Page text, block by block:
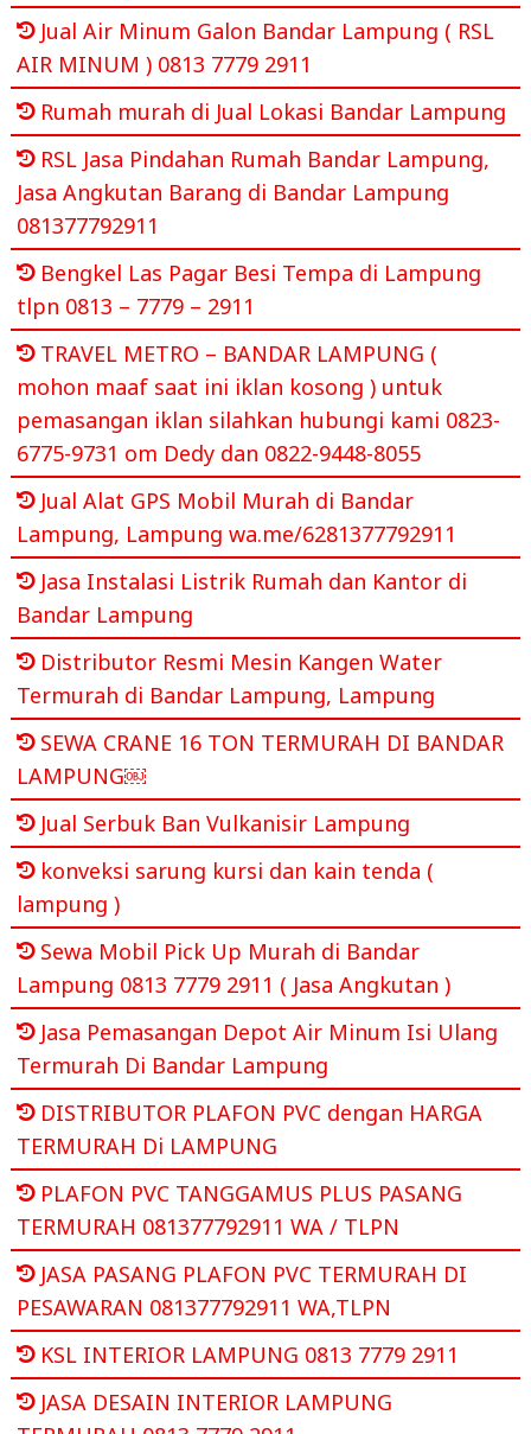
Jual Air Minum Galon Bandar Lampung ( RSL
AIR MINUM ) 0813 7779 2911
Rumah murah di Jual Lokasi Bandar Lampung
RSL Jasa Pindahan Rumah Bandar Lampung,
Jasa Angkutan Barang di Bandar Lampung
081377792911
Bengkel Las Pagar Besi Tempa di Lampung
tlpn 0813 – 7779 – 2911
TRAVEL METRO – BANDAR LAMPUNG (
mohon maaf saat ini iklan kosong ) untuk
pemasangan iklan silahkan hubungi kami 0823-
6775-9731 om Dedy dan 0822-9448-8055
Jual Alat GPS Mobil Murah di Bandar
Lampung, Lampung wa.me/6281377792911
Jasa Instalasi Listrik Rumah dan Kantor di
Bandar Lampung
Distributor Resmi Mesin Kangen Water
Termurah di Bandar Lampung, Lampung
SEWA CRANE 16 TON TERMURAH DI BANDAR
LAMPUNG￼
Jual Serbuk Ban Vulkanisir Lampung
konveksi sarung kursi dan kain tenda (
lampung )
Sewa Mobil Pick Up Murah di Bandar
Lampung 0813 7779 2911 ( Jasa Angkutan )
Jasa Pemasangan Depot Air Minum Isi Ulang
Termurah Di Bandar Lampung
DISTRIBUTOR PLAFON PVC dengan HARGA
TERMURAH Di LAMPUNG
PLAFON PVC TANGGAMUS PLUS PASANG
TERMURAH 081377792911 WA / TLPN
JASA PASANG PLAFON PVC TERMURAH DI
PESAWARAN 081377792911 WA,TLPN
KSL INTERIOR LAMPUNG 0813 7779 2911
JASA DESAIN INTERIOR LAMPUNG